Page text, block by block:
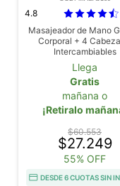
4.8
Masajeador de Mano
Corporal + 4
Intercambiables
Llega
Gratis
mañana o
¡Retiralo
$60.553
$27.249
55% OFF
DESDE 6 CUOTAS SIN